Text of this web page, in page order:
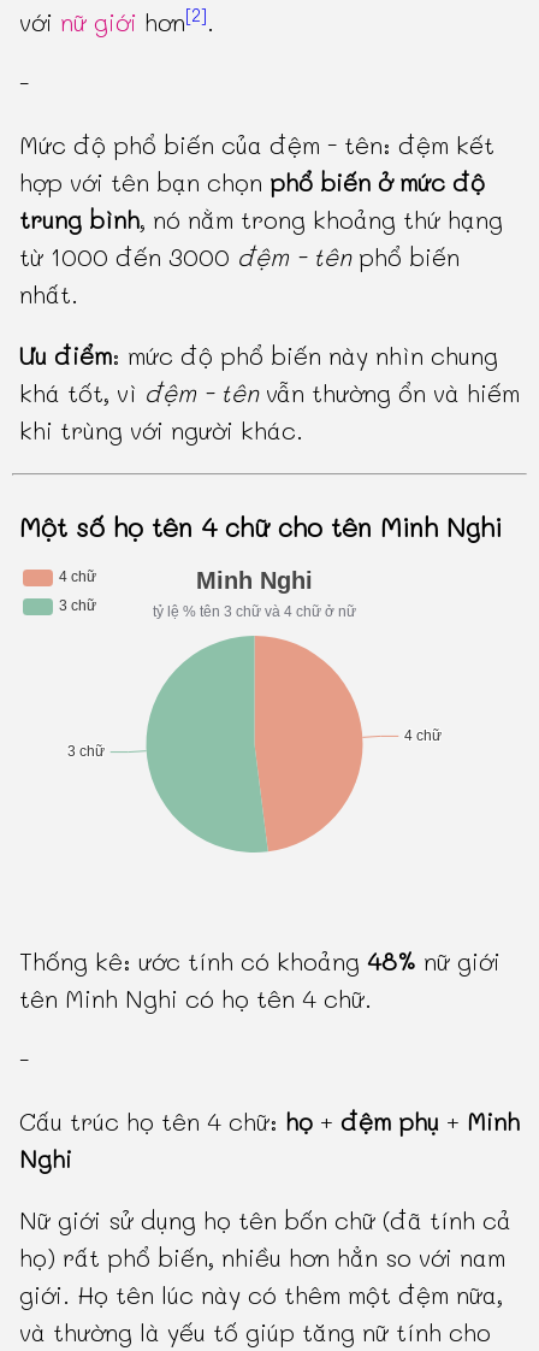
với nữ giới hơn[2].
-
Mức độ phổ biến của đệm - tên: đệm kết
hợp với tên bạn chọn phổ biến ở mức độ
trung bình, nó nằm trong khoảng thứ hạng
từ 1000 đến 3000 đệm - tênphổ biến
nhất.
Ưu điểm: mức độ phổ biến này nhìn chung
khá tốt, vì đệm - tênvẫn thường ổn và hiếm
khi trùng với người khác.
Một số họ tên 4 chữ cho tên Minh Nghi
Thống kê: ước tính có khoảng48% nữ giới
tên Minh Nghi có họ tên 4 chữ.
-
Cấu trúc họ tên 4 chữ: họ +đệm phụ + Minh
Nghi
Nữ giới sử dụng họ tên bốn chữ (đã tính cả
họ) rất phổ biến, nhiều hơn hẳn so với nam
giới. Họ tên lúc này có thêm một đệm nữa,
và thường là yếu tố giúp tăng nữ tính cho